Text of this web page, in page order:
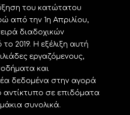
του κατώτατου
από την 1η Απριλίου,
διαδοχικών
2019. Η εξέλιξη αυτή
εργαζόμενους,
και
δεδομένα στην αγορά
αντίκτυπο σε επιδόματα
συνολικά.